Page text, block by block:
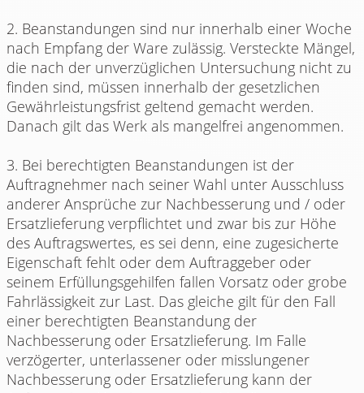
2. Beanstandungen sind nur innerhalb einer Woche
nach Empfang der Ware zulässig. Versteckte Mängel,
die nach der unverzüglichen Untersuchung nicht zu
finden sind, müssen innerhalb der gesetzlichen
Gewährleistungsfrist geltend gemacht werden.
Danach gilt das Werk als mangelfrei angenommen.
3. Bei berechtigten Beanstandungen ist der
Auftragnehmer nach seiner Wahl unter Ausschluss
anderer Ansprüche zur Nachbesserung und / oder
Ersatzlieferung verpflichtet und zwar bis zur Höhe
des Auftragswertes, es sei denn, eine zugesicherte
Eigenschaft fehlt oder dem Auftraggeber oder
seinem Erfüllungsgehilfen fallen Vorsatz oder grobe
Fahrlässigkeit zur Last. Das gleiche gilt für den Fall
einer berechtigten Beanstandung der
Nachbesserung oder Ersatzlieferung. Im Falle
verzögerter, unterlassener oder misslungener
Nachbesserung oder Ersatzlieferung kann der